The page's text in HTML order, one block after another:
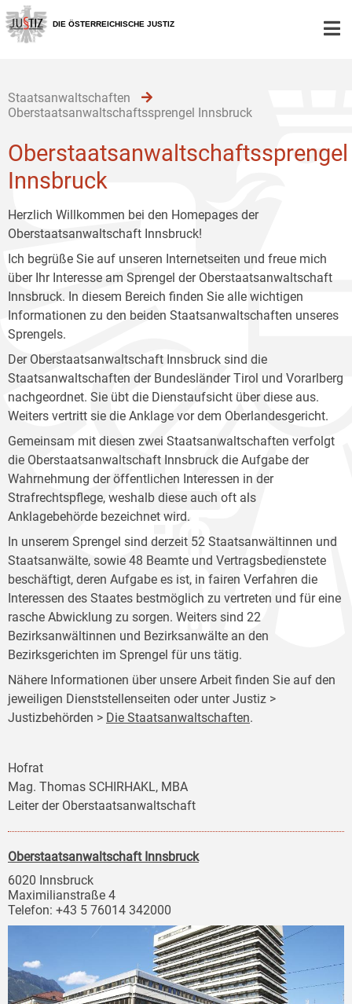
Zur
Hauptnavigation
[1]
Zum
Inhalt
[2]
Zum
Untermenü
[3]
DIE ÖSTERREICHISCHE JUSTIZ
Staatsanwaltschaften
Oberstaatsanwaltschaftssprengel Innsbruck
Oberstaatsanwaltschaftssprengel
Innsbruck
Herzlich Willkommen bei den Homepages der
Oberstaatsanwaltschaft Innsbruck!
Ich begrüße Sie auf unseren Internetseiten und freue mich
über Ihr Interesse am Sprengel der Oberstaatsanwaltschaft
Innsbruck. In diesem Bereich finden Sie alle wichtigen
Informationen zu den beiden Staatsanwaltschaften unseres
Sprengels.
Der Oberstaatsanwaltschaft Innsbruck sind die
Staatsanwaltschaften der Bundesländer Tirol und Vorarlberg
nachgeordnet. Sie übt die Dienstaufsicht über diese aus.
Weiters vertritt sie die Anklage vor dem Oberlandesgericht.
Gemeinsam mit diesen zwei Staatsanwaltschaften verfolgt
die Oberstaatsanwaltschaft Innsbruck die Aufgabe der
Wahrnehmung der öffentlichen Interessen in der
Strafrechtspflege, weshalb diese auch oft als
Anklagebehörde bezeichnet wird.
In unserem Sprengel sind derzeit 52 Staatsanwältinnen und
Staatsanwälte, sowie 48 Beamte und Vertragsbedienstete
beschäftigt, deren Aufgabe es ist, in fairen Verfahren die
Interessen des Staates bestmöglich zu vertreten und für eine
rasche Abwicklung zu sorgen. Weiters sind 22
Bezirksanwältinnen und Bezirksanwälte an den
Bezirksgerichten im Sprengel für uns tätig.
Nähere Informationen über unsere Arbeit finden Sie auf den
jeweiligen Dienststellenseiten oder unter Justiz >
Justizbehörden > Die Staatsanwaltschaften.
Hofrat
Mag. Thomas SCHIRHAKL, MBA
Leiter der Oberstaatsanwaltschaft
Oberstaatsanwaltschaft Innsbruck
6020 Innsbruck
Maximilianstraße 4
Telefon: +43 5 76014 342000